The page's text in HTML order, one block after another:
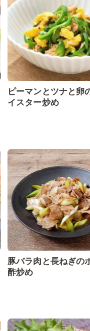
ピーマンとツナと卵
イスター炒め
豚バラ肉と長ねぎの
酢炒め